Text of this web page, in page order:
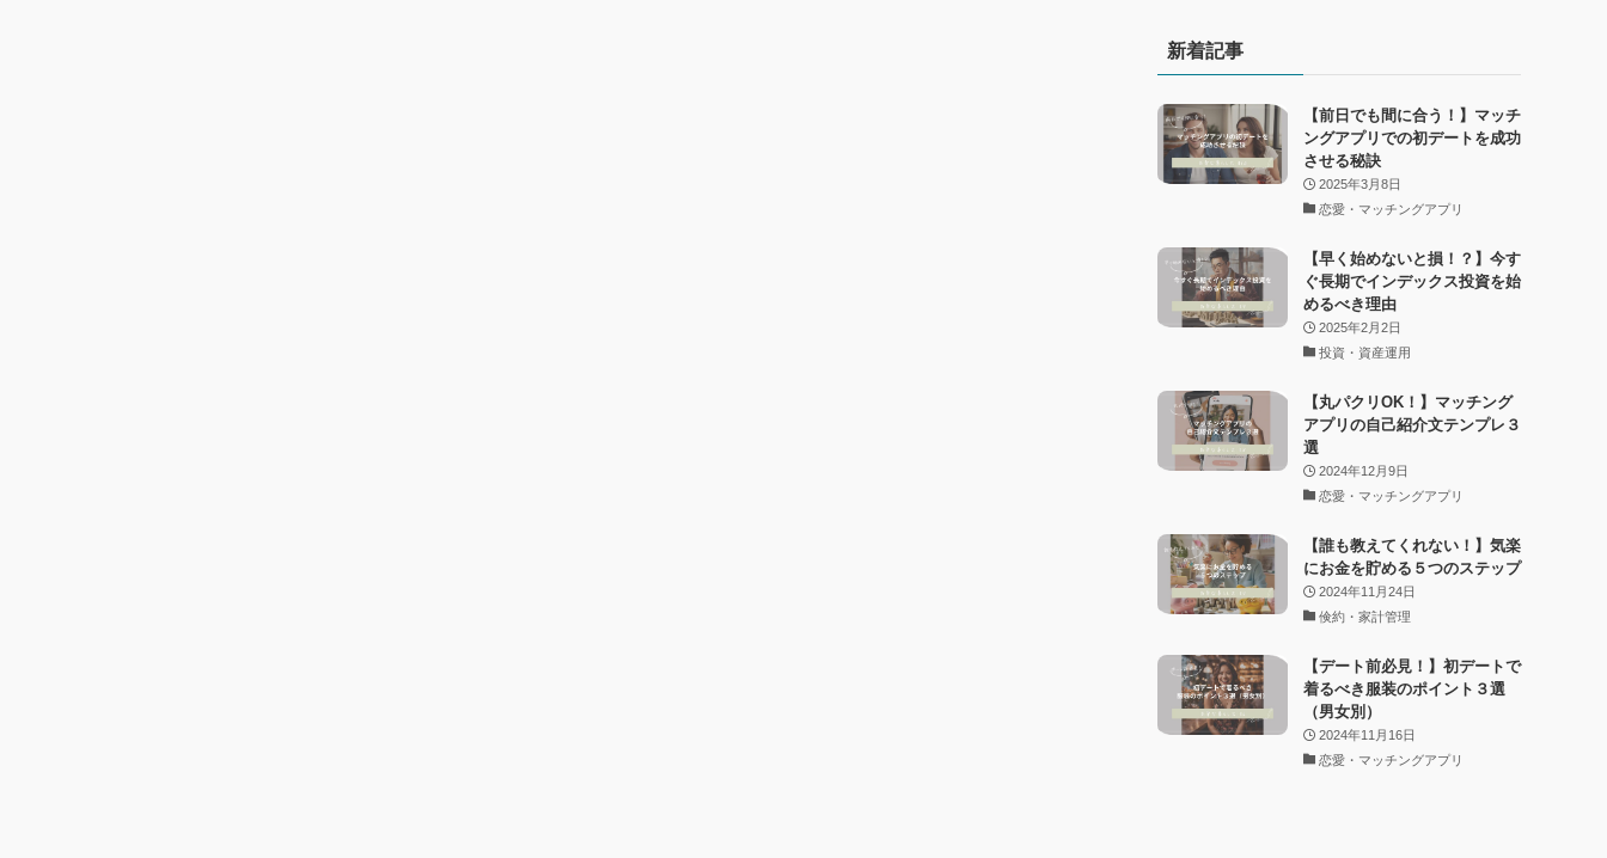
新着記事
【前日でも間に合う！】マッチ
ングアプリでの初デートを成功
させる秘訣
2025年3月8日
恋愛・マッチングアプリ
【早く始めないと損！？】今す
ぐ長期でインデックス投資を始
めるべき理由
2025年2月2日
投資・資産運用
【丸パクリOK！】マッチング
アプリの自己紹介文テンプレ３
選
2024年12月9日
恋愛・マッチングアプリ
【誰も教えてくれない！】気楽
にお金を貯める５つのステップ
2024年11月24日
倹約・家計管理
【デート前必見！】初デートで
着るべき服装のポイント３選
（男女別）
2024年11月16日
恋愛・マッチングアプリ